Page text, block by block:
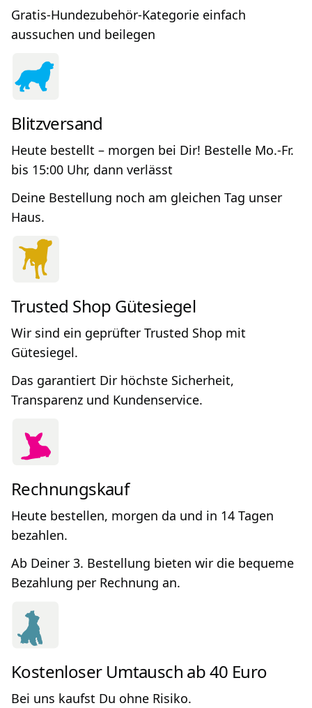
Gratis-Hundezubehör-Kategorie einfach
aussuchen und beilegen
Blitzversand
Heute bestellt – morgen bei Dir! Bestelle Mo.-Fr.
bis 15:00 Uhr, dann verlässt
Deine Bestellung noch am gleichen Tag unser
Haus.
Trusted Shop Gütesiegel
Wir sind ein geprüfter Trusted Shop mit
Gütesiegel.
Das garantiert Dir höchste Sicherheit,
Transparenz und Kundenservice.
Rechnungskauf
Heute bestellen, morgen da und in 14 Tagen
bezahlen.
Ab Deiner 3. Bestellung bieten wir die bequeme
Bezahlung per Rechnung an.
Kostenloser Umtausch ab 40 Euro
Bei uns kaufst Du ohne Risiko.